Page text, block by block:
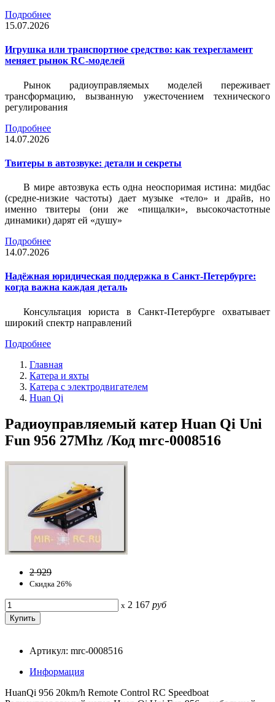
Подробнее
15.07.2026
Игрушка или транспортное средство: как техрегламент
меняет рынок RC-моделей
Рынок радиоуправляемых моделей переживает
трансформацию, вызванную ужесточением технического
регулирования
Подробнее
14.07.2026
Твитеры в автозвуке: детали и секреты
В мире автозвука есть одна неоспоримая истина: мидбас
(средне-низкие частоты) дает музыке «тело» и драйв, но
именно твитеры (они же «пищалки», высокочастотные
динамики) дарят ей «душу»
Подробнее
14.07.2026
Надёжная юридическая поддержка в Санкт-Петербурге:
когда важна каждая деталь
Консультация юриста в Санкт-Петербурге охватывает
широкий спектр направлений
Подробнее
Главная
Катера и яхты
Катера с электродвигателем
Huan Qi
Радиоуправляемый катер Huan Qi Uni
Fun 956 27Mhz /Код mrc-0008516
2 929
Скидка 26%
x 2 167 руб
Артикул: mrc-0008516
Информация
HuanQi 956 20km/h Remote Control RC Speedboat